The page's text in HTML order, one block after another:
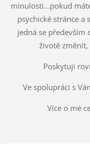
minulosti...pokud
psychické stránce a
jedná se především
životě
Poskytuji
Ve spolupráci s
Více o mé